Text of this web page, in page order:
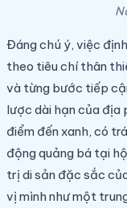
Đáng chú ý, việc
theo tiêu chí thân
và từng bước tiếp
lược dài hạn của địa
điểm đến xanh, có
động quảng bá tại
trị di sản đặc sắc
vị mình như một